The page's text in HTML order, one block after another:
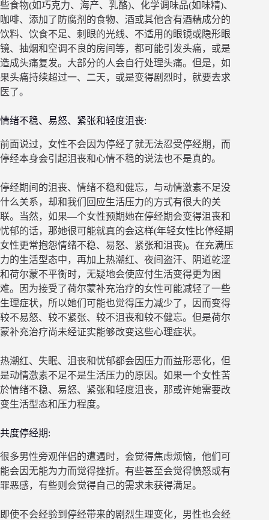
些食物(如巧克力、海产、乳酪)、化学调味品(如味精)、
咖啡、添加了防腐剂的食物、酒或其他含有酒精成分的
饮料、饮食不足、刺眼的光线、不适用的眼镜或隐形眼
镜、抽烟和空调不良的房间等，都可能引发头痛，或是
造成头痛复发。大部分的人会自行处理头痛。但是，如
果头痛持续超过一、二天，或是变得剧烈时，就要去求
医了。
情绪不稳、易怒、紧张和轻度沮丧:
前面说过，女性不会因为停经了就无法忍受停经期，而
停经本身会引起沮丧和心情不稳的说法也不是真的。
停经期间的沮丧、情绪不稳和健忘，与动情激素不足没
什么关系，却和我们回应生活压力的方式有很大的关
联。当然，如果—个女性预期她在停经期会变得沮丧和
忧郁的话，那她很可能就真的会这样(年轻女性比停经期
女性更常抱怨情绪不稳、易怒、紧张和沮丧)。在充满压
力的生活型态中，再加上热潮红、夜间盗汗、阴道乾涩
和荷尔蒙不平衡时，无疑地会使应付生活变得更为困
难。因为接受了荷尔蒙补充治疗的女性可能减轻了一些
生理症状，所以她们可能也觉得压力减少了，因而变得
较不易怒、较不紧张、较不沮丧和较不健忘。但是荷尔
蒙补充治疗尚未经证实能够改变这些心理症状。
热潮红、失眠、沮丧和忧郁都会因压力而益形恶化，但
是动情激素不足不是生活压力的原因。如果一个女性苦
於情绪不稳、易怒、紧张和轻度沮丧，那或许她需要改
变生活型态和压力程度。
共度停经期:
很多男性旁观伴侣的遭遇时，会觉得焦虑烦恼，他们可
能会因无能为力而觉得挫折。有些甚至会觉得愤怒或有
罪恶感，有些则会觉得自己的需求未获得满足。
即使不会经验到停经带来的剧烈生理变化，男性也会经